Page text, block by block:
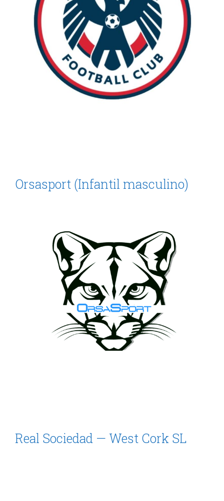
Orsasport (Infantil masculino)
Real Sociedad — West Cork SL